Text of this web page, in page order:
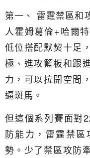
第一、 雷霆禁區和
人霍姆葛倫+哈爾
低位搭配默契十足
極、進攻籃板和跟
力，可以拉開空間
逼斑馬。
但這個系列賽面對
防能力，雷霆禁
勢。少了禁區攻防